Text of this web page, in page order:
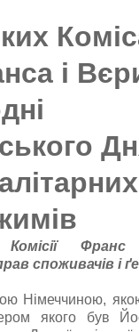
і
Комісії
споживачів і
Німеччиною,
якого був